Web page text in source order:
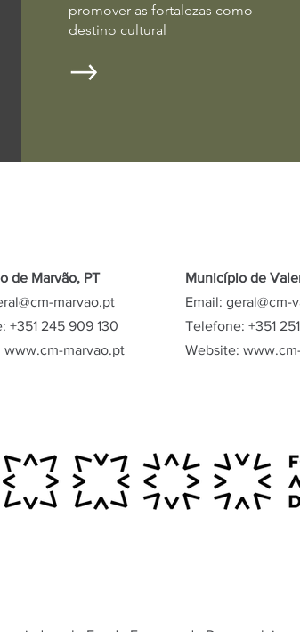
promover as fortalezas como
destino cultural
de Marvão, PT
marvao.pt
+351 245 909 130​​
www.cm-marvao.pt
Município de
Email: geral@cm-
Telefone: +351
Website: www.